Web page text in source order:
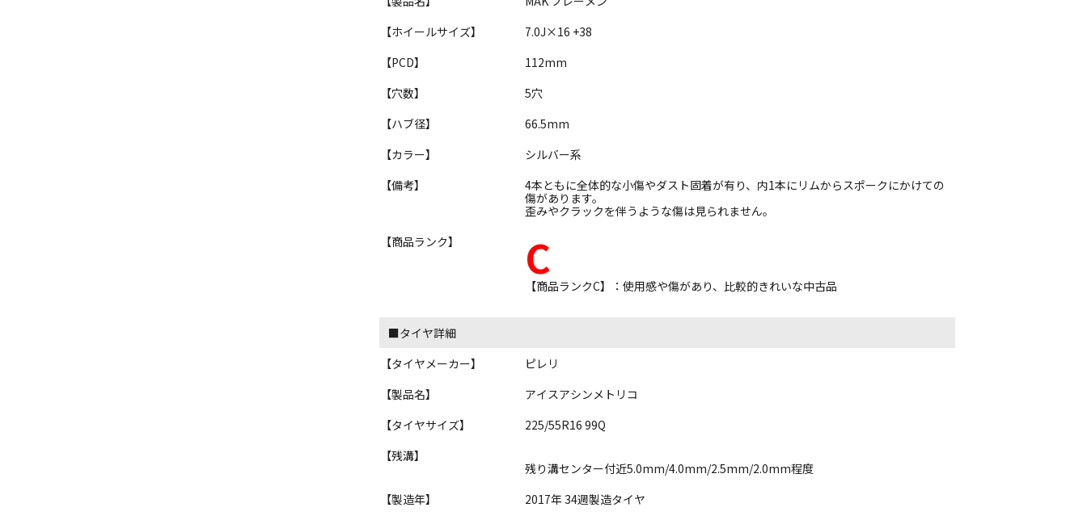
【ホイールサイズ】
7.0J×16 +38
【PCD】
112mm
【穴数】
5穴
【ハブ径】
66.5mm
【カラー】
シルバー系
【備考】
4本ともに全体的な小傷やダスト固着が有り、内1本にリムからスポークにかけての
傷があります。
歪みやクラックを伴うような傷は見られません。
【商品ランク】
C
【商品ランクC】：使用感や傷があり、比較的きれいな中古品
■タイヤ詳細
【タイヤメーカー】
ピレリ
【製品名】
アイスアシンメトリコ
【タイヤサイズ】
225/55R16 99Q
【残溝】
残り溝センター付近5.0mm/4.0mm/2.5mm/2.0mm程度
【製造年】
2017年 34週製造タイヤ